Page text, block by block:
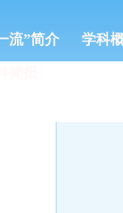
流”简介 学科